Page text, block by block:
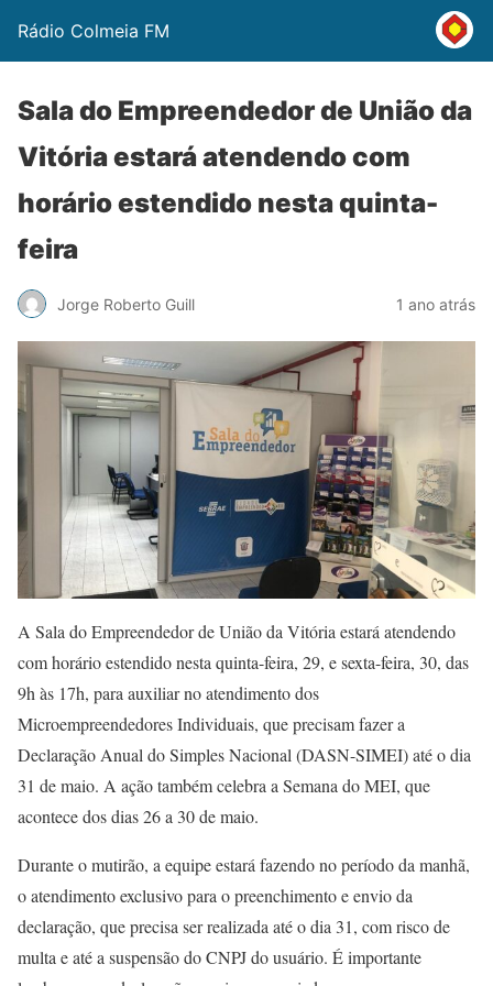
Rádio Colmeia FM
Sala do Empreendedor de União da
Vitória estará atendendo com
horário estendido nesta quinta-
feira
Jorge Roberto Guill 1 ano atrás
A Sala do Empreendedor de União da Vitória estará atendendo
com horário estendido nesta quinta-feira, 29, e sexta-feira, 30, das
9h às 17h, para auxiliar no atendimento dos
Microempreendedores Individuais, que precisam fazer a
Declaração Anual do Simples Nacional (DASN-SIMEI) até o dia
31 de maio. A ação também celebra a Semana do MEI, que
acontece dos dias 26 a 30 de maio.
Durante o mutirão, a equipe estará fazendo no período da manhã,
o atendimento exclusivo para o preenchimento e envio da
declaração, que precisa ser realizada até o dia 31, com risco de
multa e até a suspensão do CNPJ do usuário. É importante